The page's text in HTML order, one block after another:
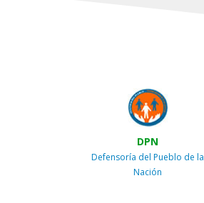
DPN
Defensoría del Pueblo de la
Nación